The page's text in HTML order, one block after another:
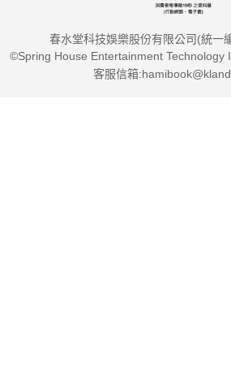
春水堂科技娛樂股份有限公司(統一
©Spring House Entertainment Technology
客服信箱